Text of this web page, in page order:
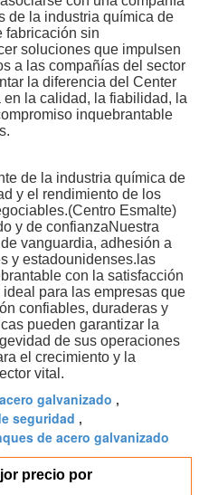
de la industria química de
fabricación sin
soluciones que impulsen
a las compañías del sector
la diferencia del Center
la calidad, la fiabilidad, la
inquebrantable
de la industria química de
y el rendimiento de los
Esmalte)
y de confianzaNuestra
vanguardia, adhesión a
y estadounidenses.las
con la satisfacción
para las empresas que
confiables, duraderas y
pueden garantizar la
de sus operaciones
el crecimiento y la
vital.
galvanizado ,
seguridad ,
de acero galvanizado
precio por